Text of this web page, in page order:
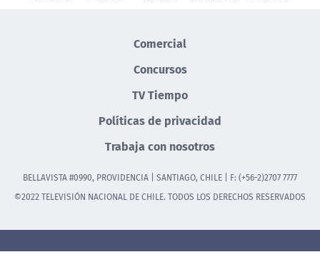
Comercial
Concursos
TV Tiempo
Políticas de privacidad
Trabaja con nosotros
BELLAVISTA #0990, PROVIDENCIA | SANTIAGO, CHILE | F: (+56-2)2707 7777
©2022 TELEVISIÓN NACIONAL DE CHILE. TODOS LOS DERECHOS RESERVADOS